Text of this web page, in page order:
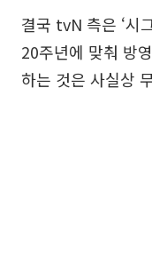
결국 tvN 측은 ‘시
20주년에 맞춰 방
하는 것은 사실상